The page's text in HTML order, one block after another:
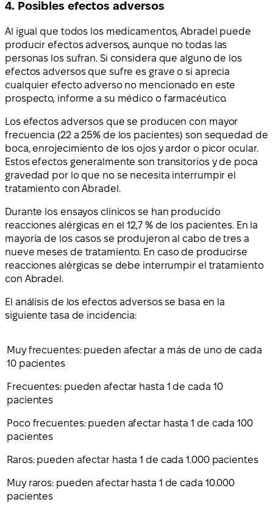
4. Posibles efectos adversos
Al igual que todos los medicamentos, Abradel puede
producir efectos adversos, aunque no todas las
personas los sufran. Si considera que alguno de los
efectos adversos que sufre es grave o si aprecia
cualquier efecto adverso no mencionado en este
prospecto, informe a su médico o farmacéutico.
Los efectos adversos que se producen con mayor
frecuencia (22 a 25% de los pacientes) son sequedad de
boca, enrojecimiento de los ojos y ardor o picor ocular.
Estos efectos generalmente son transitorios y de poca
gravedad por lo que no se necesita interrumpir el
tratamiento con Abradel.
Durante los ensayos clínicos se han producido
reacciones alérgicas en el 12,7 % de los pacientes. En la
mayoría de los casos se produjeron al cabo de tres a
nueve meses de tratamiento. En caso de producirse
reacciones alérgicas se debe interrumpir el tratamiento
con Abradel.
El análisis de los efectos adversos se basa en la
siguiente tasa de incidencia:
Muy frecuentes: pueden afectar a más de uno de cada
10 pacientes
Frecuentes: pueden afectar hasta 1 de cada 10
pacientes
Poco frecuentes: pueden afectar hasta 1 de cada 100
pacientes
Raros: pueden afectar hasta 1 de cada 1.000 pacientes
Muy raros: pueden afectar hasta 1 de cada 10.000
pacientes